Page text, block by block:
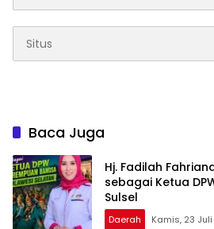
Baca Juga
Hj. Fadilah
sebagai Ketua
Sulsel
Daerah Kamis, 23